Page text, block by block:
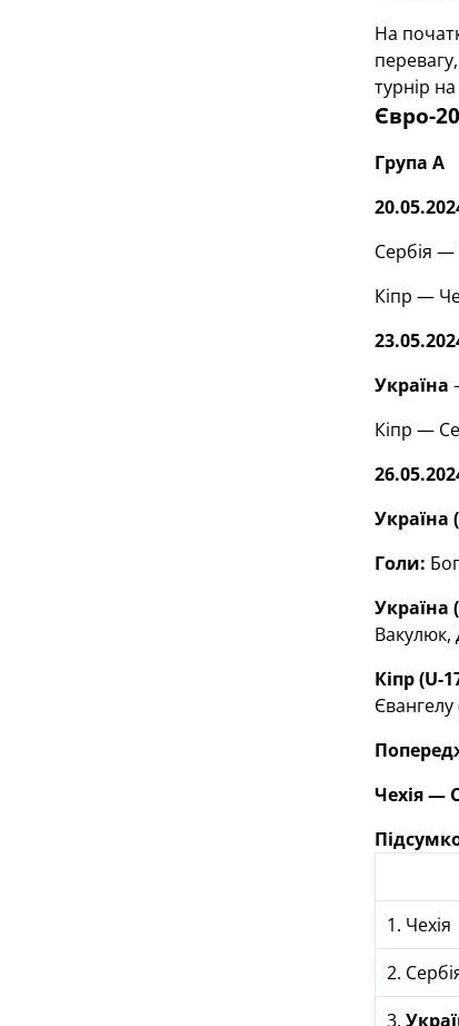
На
турнір на
Євро-
Група А
Сербія —
Кіпр —
Україна
Кіпр —
Україна (
Голи:
Україна (
Вакулюк,
Кіпр (U-
Євангелу
Чехія —
1. Чехія
2.
3.